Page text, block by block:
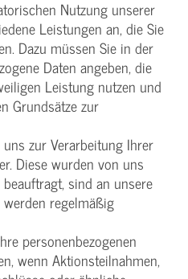
Nutzung unserer
Leistungen an, die Sie
Dazu müssen Sie in der
Daten angeben, die
Leistung nutzen und
Grundsätze zur
zur Verarbeitung Ihrer
Diese wurden von uns
sind an unsere
regelmäßig
personenbezogenen
wenn Aktionsteilnahmen,